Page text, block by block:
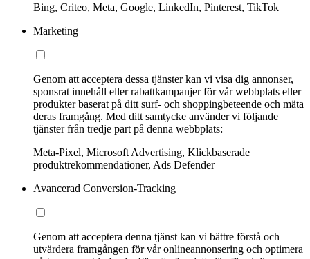
Bing, Criteo, Meta, Google, LinkedIn, Pinterest, TikTok
Marketing
Genom att acceptera dessa tjänster kan vi visa dig annonser,
sponsrat innehåll eller rabattkampanjer för vår webbplats eller
produkter baserat på ditt surf- och shoppingbeteende och mäta
deras framgång. Med ditt samtycke använder vi följande
tjänster från tredje part på denna webbplats:
Meta-Pixel, Microsoft Advertising, Klickbaserade
produktrekommendationer, Ads Defender
Avancerad Conversion-Tracking
Genom att acceptera denna tjänst kan vi bättre förstå och
utvärdera framgången för vår onlineannonsering och optimera